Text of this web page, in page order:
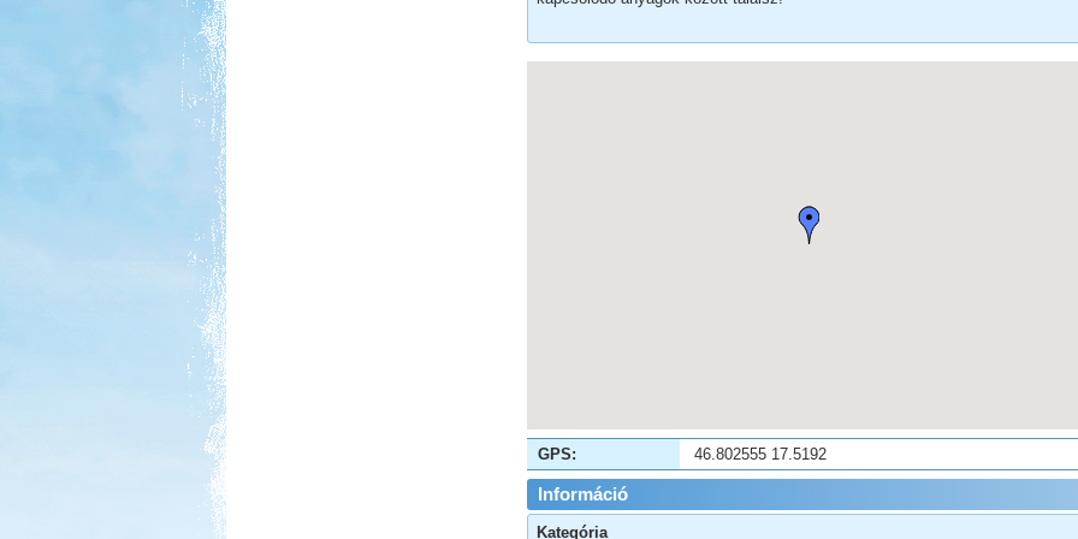
GPS: 46.802555 17.5192
Információ
Kategória